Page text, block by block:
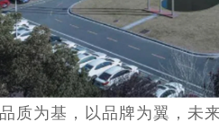
质为基，以品牌为翼，未